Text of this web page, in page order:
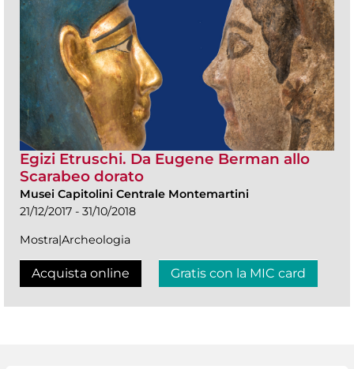
Egizi Etruschi. Da Eugene Berman allo
Scarabeo dorato
Musei Capitolini Centrale Montemartini
21/12/2017 - 31/10/2018
Mostra|Archeologia
Acquista online Gratis con la MIC card